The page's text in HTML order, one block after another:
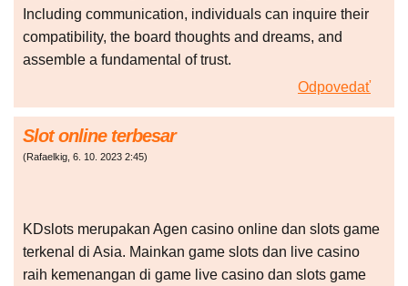
Including communication, individuals can inquire their
compatibility, the board thoughts and dreams, and
assemble a fundamental of trust.
Odpovedať
Slot online terbesar
(Rafaelkig 6. 10. 2023 2:45)
KDslots merupakan Agen casino online dan slots game
terkenal di Asia. Mainkan game slots dan live casino
raih kemenangan di game live casino dan slots game